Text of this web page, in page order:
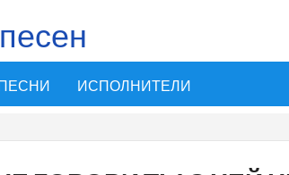
ИСПОЛНИТЕЛИ